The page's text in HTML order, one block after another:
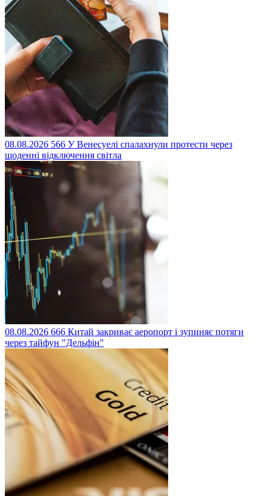
08.08.2026 566 У Венесуелі спалахнули протести через
щоденні відключення світла
08.08.2026 666 Китай закриває аеропорт і зупиняє потяги
через тайфун "Дельфін"